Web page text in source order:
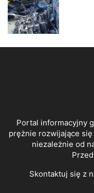
Portal informacyjny
prężnie rozwijające
niezależnie od
Skontaktuj się z